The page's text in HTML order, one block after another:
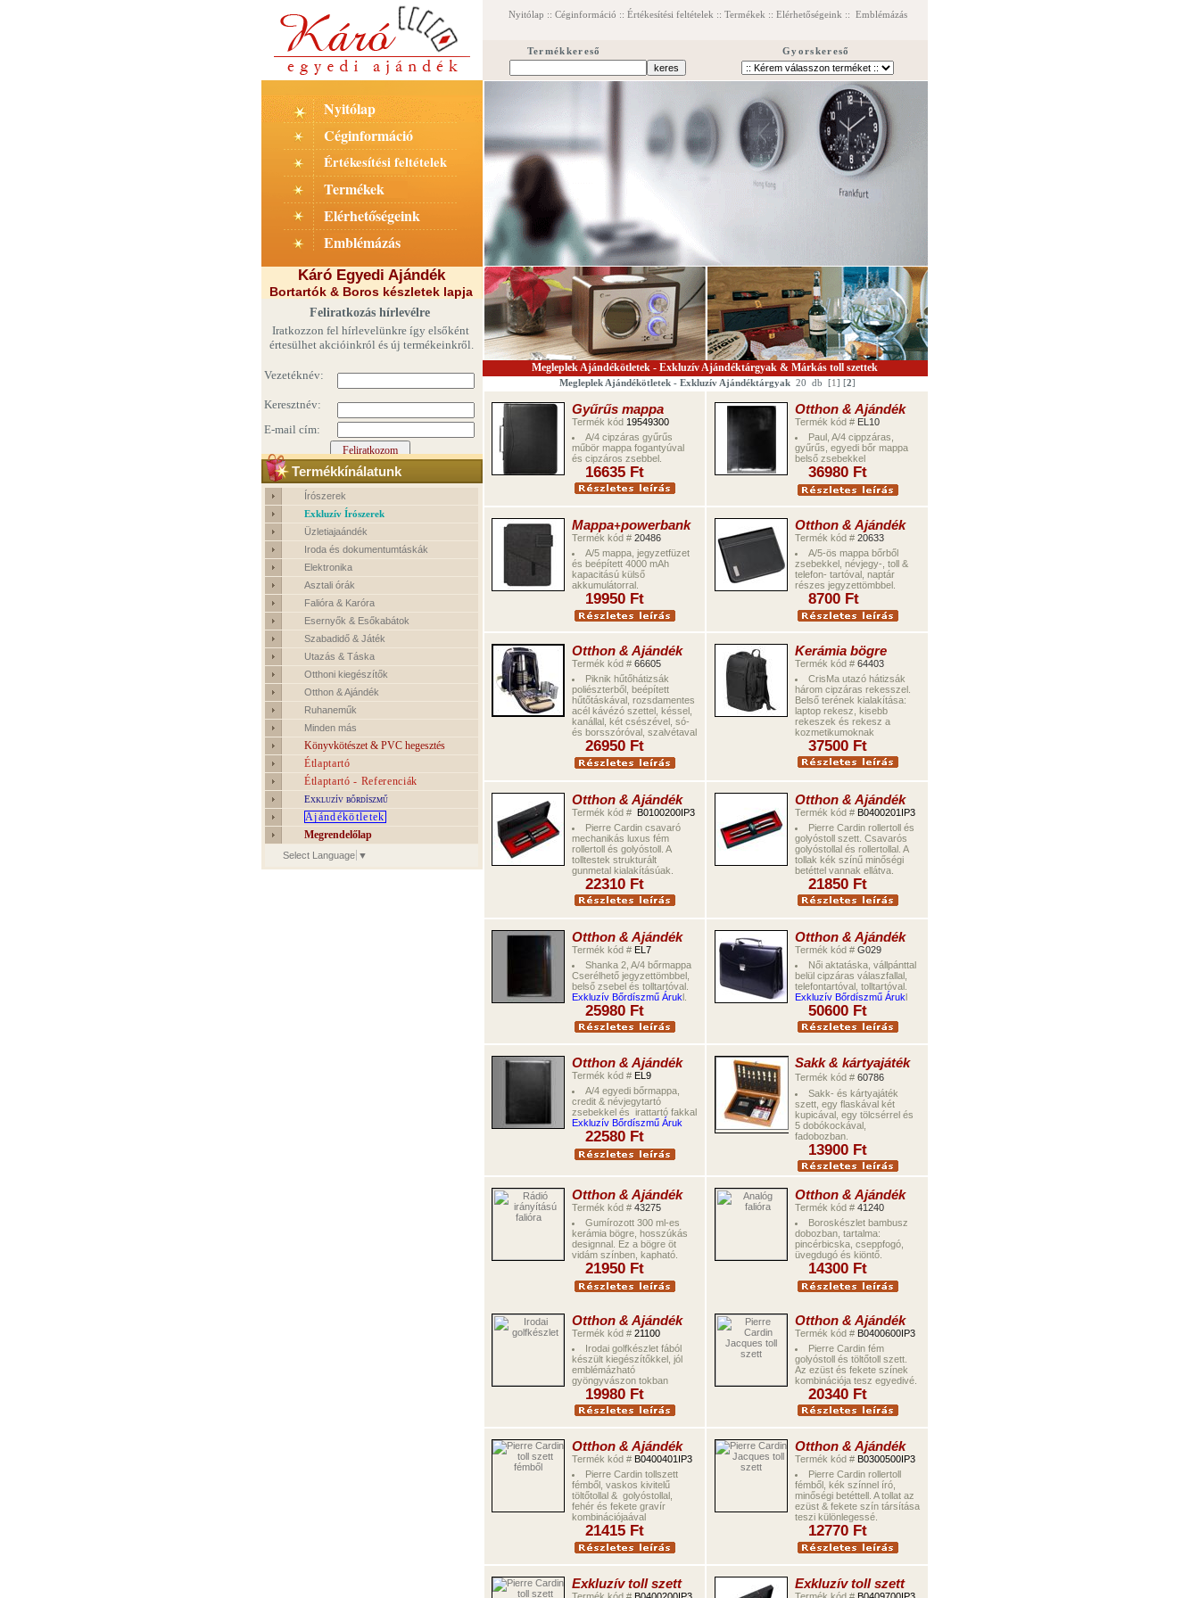
Nyitólap :: Céginformáció :: Értékesítési feltételek :: Termékek :: Elérhetőségeink :: Emblémázás
Termékkereső Gyorskereső
Nyitólap
Céginformáció
Értékesítési feltételek
Termékek
Elérhetőségeink
Emblémázás
Káró Egyedi Ajándék
Bortartók & Boros készletek lapja
Feliratkozás hírlevélre
Iratkozzon fel hírlevelünkre így elsőként
értesülhet akcióinkról és új termékeinkről.
Termékkínálatunk
Írószerek
Exkluzív Írószerek
Üzletiajaándék
Iroda és dokumentumtáskák
Elektronika
Asztali órák
Falióra & Karóra
Esernyők & Esőkabátok
Szabadidő & Játék
Utazás & Táska
Otthoni kiegészítők
Otthon & Ajándék
Ruhaneműk
Minden más
Könyvkötészet & PVC hegesztés
Étlaptartó
Étlaptartó - Referenciák
Exkluzív bőrdíszmű
Ajándékötletek
Megrendelőlap
Select Language ▼
Megleplek Ajándékötletek - Exkluzív Ajándéktárgyak & Márkás toll szettek
Megleplek Ajándékötletek - Exkluzív Ajándéktárgyak 20 db [1] [2]
Gyűrűs mappa
Termék kód 19549300
A/4 cipzáras gyűrűs
műbör mappa fogantyúval
és cipzáros zsebbel
16635 Ft
Otthon & Ajándék
Termék kód # EL10
Paul, A/4 cippzáras,
gyűrűs, egyedi bőr mappa
belső zsebekkel
36980 Ft
Mappa+powerbank
Termék kód # 20486
A/5 mappa jegyzetfüzet
és beépített 4000 mAh
kapacitású külső
akkumulátorral.
19950 Ft
Otthon & Ajándék
Termék kód # 20633
A/5-ös mappa bőrből
zsebekkel, névjegy- toll &
telefon- tartóval, naptár
részes jegyzettömbbel.
8700 Ft
Otthon & Ajándék
Termék kód # 66605
Piknik hűtőhátizsák
poliészterből, beépített
hűtőtáskával, rozsdamentes
acél kávézó szettel, késsel,
kanállal, két csészével, só-
és borsszóróval, szalvétaval
26950 Ft
Kerámia bögre
Termék kód # 64403
CrisMa utazó hátizsák
három cipzáras rekesszel.
Belső terének kialakítása:
laptop rekesz, kisebb
rekeszek és rekesz a
kozmetikumoknak
37500 Ft
Otthon & Ajándék
Termék kód # B0100200IP3
Pierre Cardin csavaró
mechanikás luxus fém
rollertoll és golyóstoll. A
tolltestek strukturált
gunmetal kialakításúak.
22310 Ft
Otthon & Ajándék
Termék kód # B0400201IP3
Pierre Cardin rollertoll és
golyóstoll szett. Csavarós
golyóstollal és rollertollal. A
tollak kék színű minőségi
betéttel vannak ellátva.
21850 Ft
Otthon & Ajándék
Termék kód # EL7
Shanka 2, A/4 bőrmappa
Cserélhető jegyzettömbbel,
belső zsebel és tolltartóval.
Exkluzív Bőrdíszmű Árukl.
25980 Ft
Otthon & Ajándék
Termék kód # G029
Női aktatáska, vállpánttal
belül cipzáras válaszfallal,
telefontartóval, tolltartóval.
Exkluzív Bőrdíszmű Árukl
50600 Ft
Otthon & Ajándék
Termék kód # EL9
A/4 egyedi bőrmappa,
credit & névjegytartó
zsebekkel és irattartó fakkal
Exkluzív Bőrdíszmű Áruk
22580 Ft
Sakk & kártyajáték
Termék kód # 60786
Sakk- és kártyajáték
szett, egy flaskával két
kupicával, egy tölcsérrel és
5 dobókockával,
fadobozban.
13900 Ft
Otthon & Ajándék
Termék kód # 43275
Gumírozott 300 ml-es
kerámia bögre, hosszúkás
designnal. Ez a bögre öt
vidám színben, kapható.
21950 Ft
Otthon & Ajándék
Termék kód # 41240
Boroskészlet bambusz
dobozban, tartalma:
pincérbicska, cseppfogó,
üvegdugó és kiöntő.
14300Ft
Otthon & Ajándék
Termék kód # 21100
Irodai golfkészlet fából
készült kiegészítőkkel, jól
emblémázható
gyöngyvászon tokban
19980 Ft
Otthon & Ajándék
Termék kód # B0400600IP3
Pierre Cardin fém
golyóstoll és töltőtoll szett.
Az ezüst és fekete színek
kombinációja tesz egyedivé.
20340Ft
Otthon & Ajándék
Termék kód # B0400401IP3
Pierre Cardin tollszett
fémből, vaskos kivitelű
töltőtollal & golyóstollal,
fehér és fekete gravír
kombinációjaával
21415 Ft
Otthon & Ajándék
Termék kód # B0300500IP3
Pierre Cardin rollertoll
fémből, kék színnel író,
minőségi betéttell. A tollat az
ezüst &fekete szín társítása
teszi különlegessé.
12770Ft
Exkluzív toll szett Exkluzív toll szett